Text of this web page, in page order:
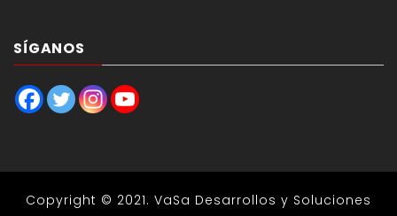
SÍGANOS
Copyright © 2021. VaSa Desarrollos y Soluciones